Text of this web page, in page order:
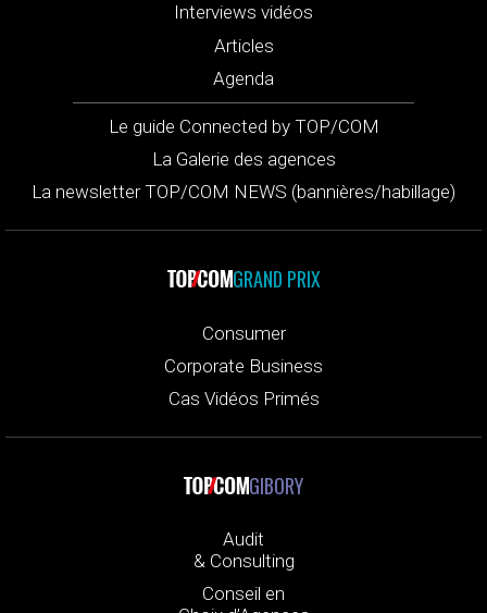
Interviews vidéos
Articles
Agenda
Le guide Connected by TOP/COM
La Galerie des agences
La newsletter TOP/COM NEWS (bannières/habillage)
GRAND PRIX
Consumer
Corporate Business
Cas Vidéos Primés
GIBORY
Audit
& Consulting
Conseil en